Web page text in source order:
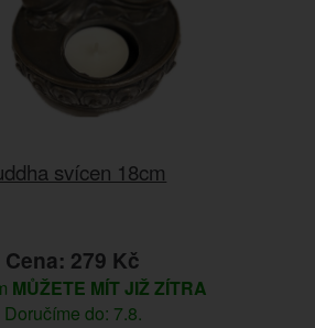
svícen 18cm
Cena: 279 Kč
MŮŽETE MÍT JIŽ ZÍTRA
Doručíme do: 7.8.